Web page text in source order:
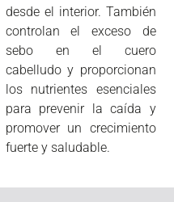
desde el interior. También
controlan el exceso de
sebo en el cuero
cabelludo y proporcionan
los nutrientes esenciales
para prevenir la caída y
promover un crecimiento
fuerte y saludable.